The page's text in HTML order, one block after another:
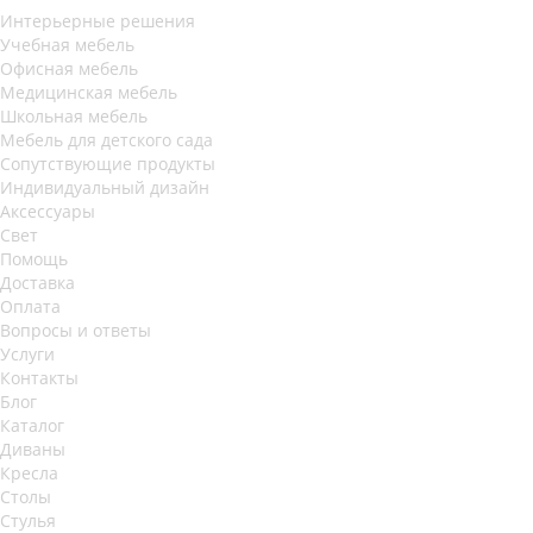
Интерьерные решения
Учебная мебель
Офисная мебель
Медицинская мебель
Школьная мебель
Мебель для детского сада
Сопутствующие продукты
Индивидуальный дизайн
Аксессуары
Свет
Помощь
Доставка
Оплата
Вопросы и ответы
Услуги
Контакты
Блог
Каталог
Диваны
Кресла
Столы
Стулья